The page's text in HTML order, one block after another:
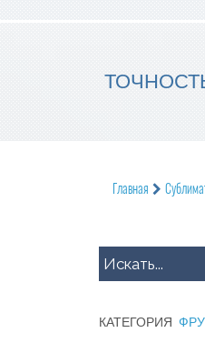
Главная
КАТЕГОРИЯ